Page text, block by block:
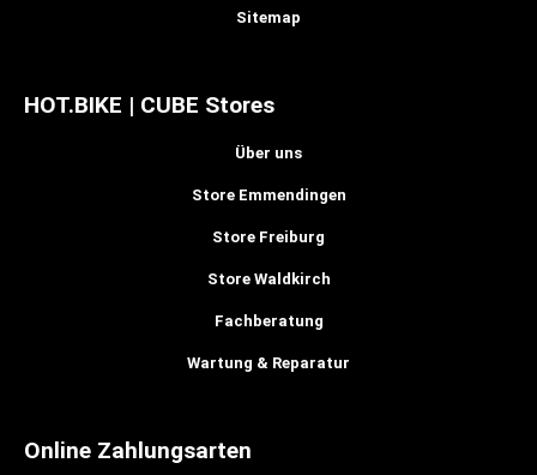
Sitemap
HOT.BIKE | CUBE Stores
Über uns
Store Emmendingen
Store Freiburg
Store Waldkirch
Fachberatung
Wartung & Reparatur
Online Zahlungsarten